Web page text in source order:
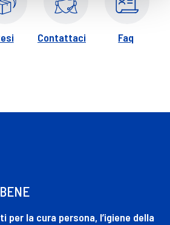
decorate e femminili, assicurano
Contattaci Faq
per la cura persona, l’igiene della